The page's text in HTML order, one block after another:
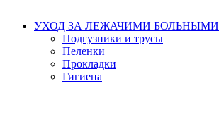
УХОД ЗА ЛЕЖАЧИМИ БОЛЬНЫМИ
Подгузники и трусы
Пеленки
Прокладки
Гигиена